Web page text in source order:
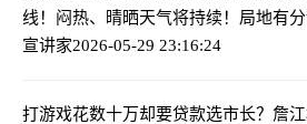
线！闷热、晴晒天气将持续！局地有
宣讲家2026-05-29 23:16:24
打游戏花数十万却要贷款选市长？詹